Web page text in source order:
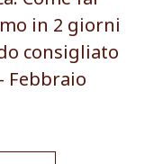
in 2 giorni
consigliato
Febbraio